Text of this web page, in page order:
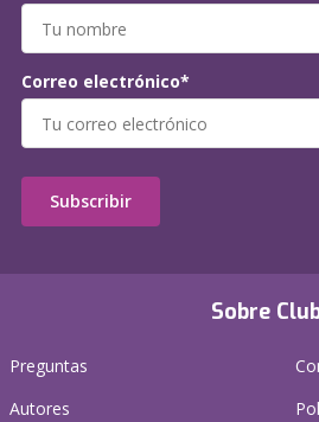
Sobre
Preguntas
Autores
Correo electrónico*
Subscribir